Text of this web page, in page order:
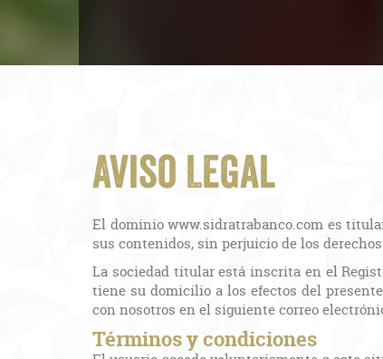
Aviso Legal
El dominio www.sidratrabanco.com es
sus contenidos, sin perjuicio de los
La sociedad titular está inscrita en el
tiene su domicilio a los efectos del
con nosotros en el siguiente correo
Términos y condiciones